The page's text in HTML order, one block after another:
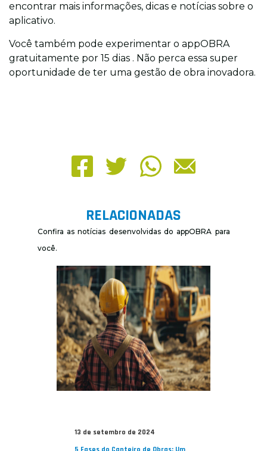
encontrar mais informações, dicas e notícias sobre o
aplicativo.
Você também pode experimentar o appOBRA
gratuitamente por 15 dias . Não perca essa super
oportunidade de ter uma gestão de obra inovadora.
RELACIONADAS
Confira as notícias desenvolvidas do appOBRA para
você.
13 de setembro de 2024